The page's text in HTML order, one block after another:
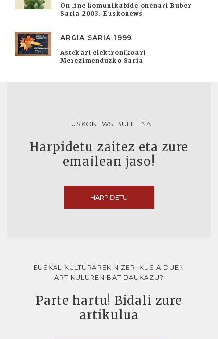
On line komunikabide onenari Buber
Saria 2003. Euskonews
ARGIA SARIA 1999
Astekari elektronikoari
Merezimenduzko Saria
EUSKONEWS BULETINA
Harpidetu zaitez eta zure
emailean jaso!
HARPIDETU
EUSKAL KULTURAREKIN ZER IKUSIA DUEN
ARTIKULUREN BAT DAUKAZU?
Parte hartu! Bidali zure
artikulua